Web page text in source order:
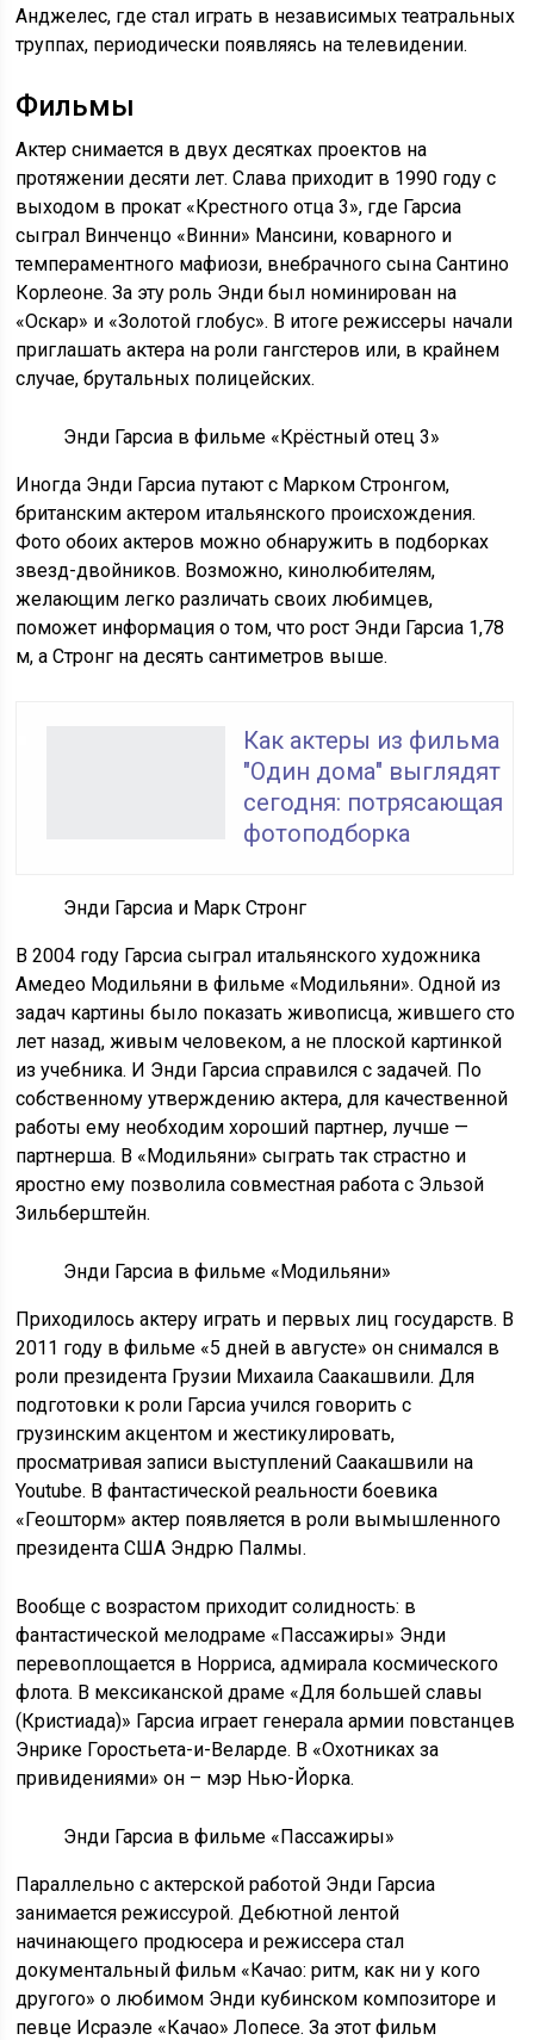
Анджелес, где стал играть в независимых театральных
труппах, периодически появляясь на телевидении.
Фильмы
Актер снимается в двух десятках проектов на
протяжении десяти лет. Слава приходит в 1990 году с
выходом в прокат «Крестного отца 3», где Гарсиа
сыграл Винченцо «Винни» Мансини, коварного и
темпераментного мафиози, внебрачного сына Сантино
Корлеоне. За эту роль Энди был номинирован на
«Оскар» и «Золотой глобус». В итоге режиссеры начали
приглашать актера на роли гангстеров или, в крайнем
случае, брутальных полицейских.
Энди Гарсиа в фильме «Крёстный отец 3»
Иногда Энди Гарсиа путают с Марком Стронгом,
британским актером итальянского происхождения.
Фото обоих актеров можно обнаружить в подборках
звезд-двойников. Возможно, кинолюбителям,
желающим легко различать своих любимцев,
поможет информация о том, что рост Энди Гарсиа 1,78
м, а Стронг на десять сантиметров выше.
Как актеры из фильма
"Один дома" выглядят
сегодня: потрясающая
фотоподборка
Энди Гарсиа и Марк Стронг
В 2004 году Гарсиа сыграл итальянского художника
Амедео Модильяни в фильме «Модильяни». Одной из
задач картины было показать живописца, жившего сто
лет назад, живым человеком, а не плоской картинкой
из учебника. И Энди Гарсиа справился с задачей. По
собственному утверждению актера, для качественной
работы ему необходим хороший партнер, лучше —
партнерша. В «Модильяни» сыграть так страстно и
яростно ему позволила совместная работа с Эльзой
Зильберштейн.
Энди Гарсиа в фильме «Модильяни»
Приходилось актеру играть и первых лиц государств. В
2011 году в фильме «5 дней в августе» он снимался в
роли президента Грузии Михаила Саакашвили. Для
подготовки к роли Гарсиа учился говорить с
грузинским акцентом и жестикулировать,
просматривая записи выступлений Саакашвили на
Youtube. В фантастической реальности боевика
«Геошторм» актер появляется в роли вымышленного
президента США Эндрю Палмы.
Вообще с возрастом приходит солидность: в
фантастической мелодраме «Пассажиры» Энди
перевоплощается в Норриса, адмирала космического
флота. В мексиканской драме «Для большей славы
(Кристиада)» Гарсиа играет генерала армии повстанцев
Энрике Горостьета-и-Веларде. В «Охотниках за
привидениями» он – мэр Нью-Йорка.
Энди Гарсиа в фильме «Пассажиры»
Параллельно с актерской работой Энди Гарсиа
занимается режиссурой. Дебютной лентой
начинающего продюсера и режиссера стал
документальный фильм «Качао: ритм, как ни у кого
другого» о любимом Энди кубинском композиторе и
певце Исраэле «Качао» Лопесе. За этот фильм